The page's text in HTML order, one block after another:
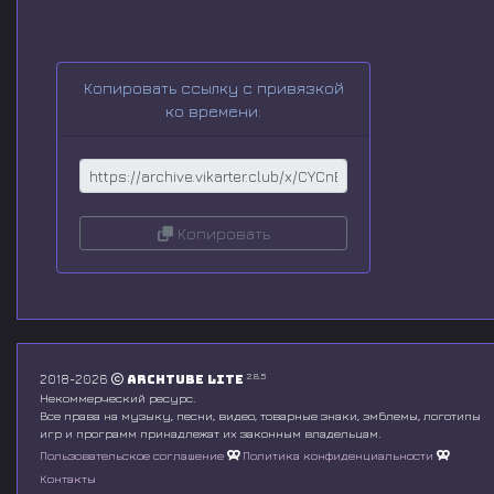
e
0
Копировать ссылку с привязкой
ко времени:
Копировать
2018-2026 Archtube Lite 2.8.5
Некоммерческий ресурс.
Все права на музыку, песни, видео, товарные знаки, эмблемы, логотипы
игр и программ принадлежат их законным владельцам.
Пользовательское соглашение
Политика конфиденциальности
Контакты